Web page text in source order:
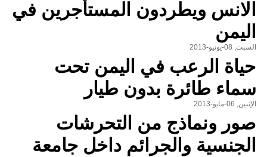
الانس ويطردون المستأجرين في
اليمن
السبت, 08-يونيو-2013
حياة الرعب في اليمن تحت
سماء طائرة بدون طيار
الإثنين, 06-مايو-2013
صور ونماذج من التحرشات
الجنسية والجرائم داخل جامعة